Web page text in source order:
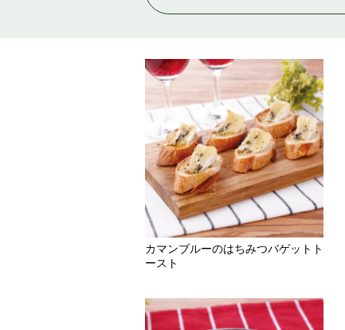
カマンブルーのはちみつバゲットト
ースト